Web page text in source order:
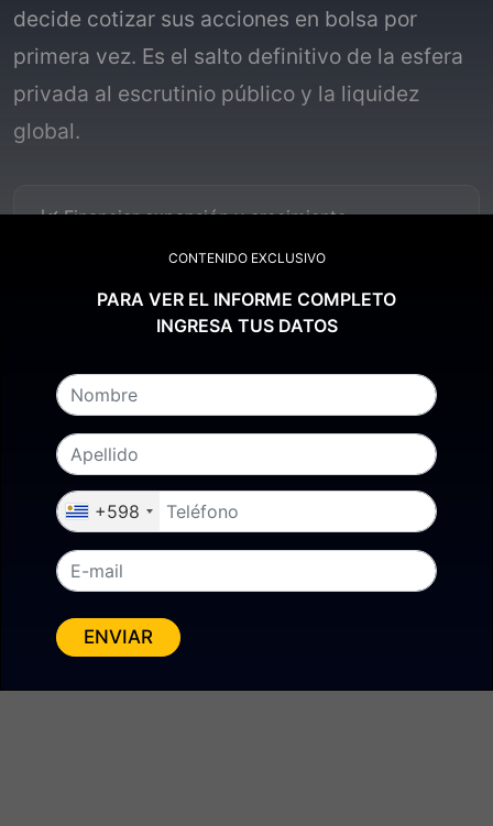
CONTENIDO EXCLUSIVO
PARA VER EL INFORME COMPLETO
INGRESA TUS DATOS
+598
ENVIAR
decide cotizar sus acciones en bolsa por
primera vez. Es el salto definitivo de la esfera
privada al escrutinio público y la liquidez
global.
📈Financiar expansión y crecimiento
Mejorar visibilidad y reputación
Dar liquidez a inversores
📊Capacidad para adquisiciones
INSIGHT ESTRATÉGICO
"En los IPO, el precio de
entrada define gran parte del
resultado."